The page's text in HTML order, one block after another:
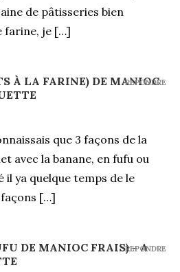
de pâtisseries bien
farine, je […]
À LA FARINE) DE MANIOC
que 3 façons de la
avec la banane, en fufu ou
il ya quelque temps de le
[…]
REPONDRE
DE MANIOC FRAIS) - A
REPONDRE